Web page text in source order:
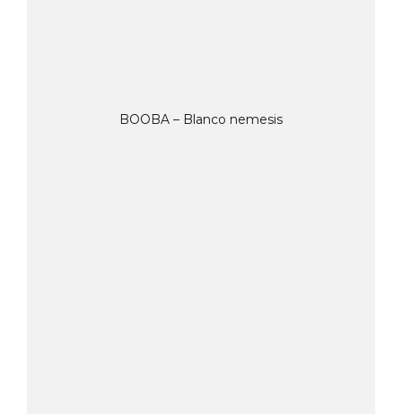
BOOBA – Blanco nemesis